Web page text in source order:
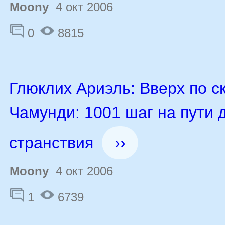
Moony 4 окт 2006
0
8815
Глюклих Ариэль: Вверх по
Чамунди: 1001 шаг на пути
странствия
››
Moony 4 окт 2006
1
6739